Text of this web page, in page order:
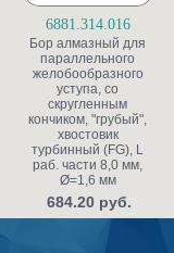
6881.314.016
Бор алмазный для
параллельного
желобообразного
уступа, со
скругленным
кончиком, "грубый",
хвостовик
турбинный (FG), L
раб. части 8,0 мм,
Ø=1,6 мм
684.20 руб.